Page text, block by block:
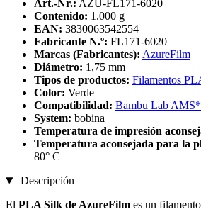
Art.-Nr.: AZU-FL171-6020
Contenido: 1.000 g
EAN: 3830063542554
Fabricante N.º: FL171-6020
Marcas (Fabricantes): AzureFilm
Diámetro: 1,75 mm
Tipos de productos: Filamentos
Color: Verde
Compatibilidad: Bambu Lab AMS*
System: bobina
Temperatura de impresión
Temperatura aconsejada para la
80° C
Descripción
El PLA Silk de AzureFilm es un